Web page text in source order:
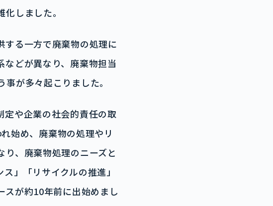
しました。
する一方で廃棄物の処理に
どが異なり、廃棄物担当
が多々起こりました。
定や企業の社会的責任の取
始め、廃棄物の処理やリ
、廃棄物処理のニーズと
」「リサイクルの推進」
スが約10年前に出始めまし